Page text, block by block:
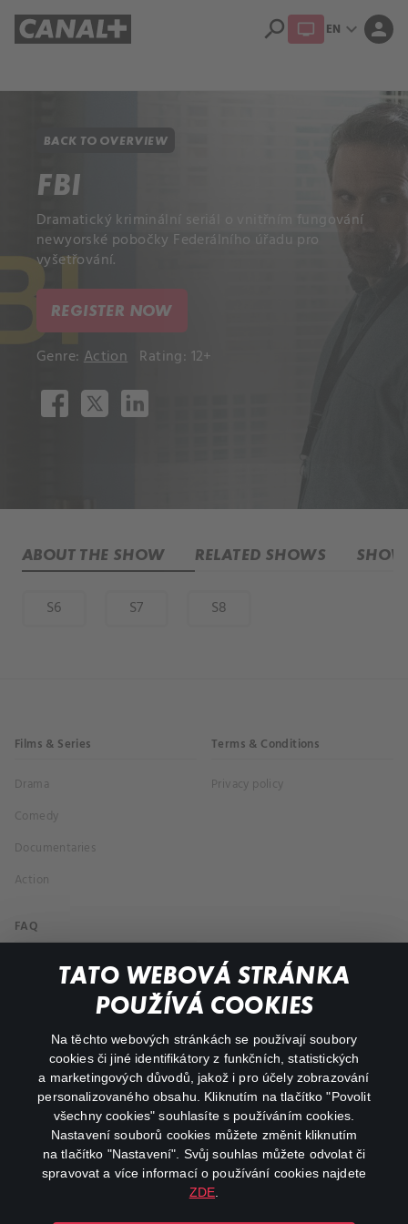
TATO WEBOVÁ STRÁNKA
POUŽÍVÁ COOKIES
Na těchto webových stránkách se používají soubory
cookies či jiné identifikátory z funkčních, statistických
a marketingových důvodů, jakož i pro účely zobrazování
personalizovaného obsahu. Kliknutím na tlačítko "Povolit
všechny cookies" souhlasíte s používáním cookies.
Nastavení souborů cookies můžete změnit kliknutím
na tlačítko "Nastavení". Svůj souhlas můžete odvolat či
spravovat a více informací o používání cookies najdete
ZDE
search EN expand_more person
BACK TO OVERVIEW
FBI
Dramatický kriminální seriál o vnitřním fungování
newyorské pobočky Federálního úřadu pro
vyšetřování.
REGISTER NOW
Genre: Action Rating: 12+
ABOUT THE SHOW RELATED SHOWS
S6 S7 S8
Films & Series
Drama
Comedy
Documentaries
Action
Terms & Conditions
Privacy policy
FAQ
My profile
facebookinstagram
youtube